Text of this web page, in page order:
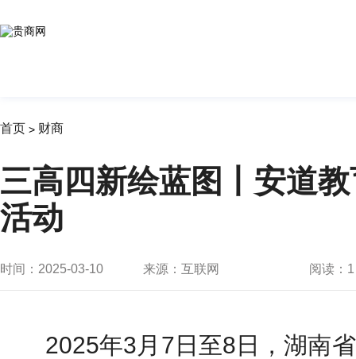
首页 > 财商
三高四新绘蓝图丨安道
活动
时间：2025-03-10 来源：互联网 阅读： 1
2025年3月7日至8日，湖南